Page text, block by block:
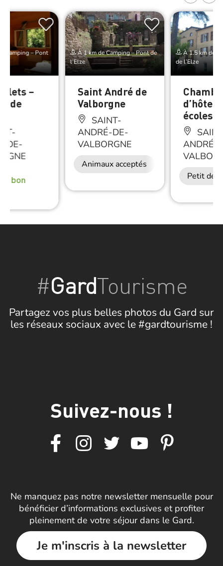
Camping – Pont
–
de
DE-
bon
À 1 km de Camping – Pont de
l’Elze
Saint André de
Valborgne
SAINT-
ANDRÉ-DE-
VALBORGNE
Animaux acceptés
À 1.5 km de
de l’Elze
d’hôtes
écoles
ANDRÉ-
Petit
#GardTourisme
Partagez vos plus belles photos du Gard sur
les réseaux sociaux avec le #gardtourisme !
Suivez-nous !
Ne manquez pas notre newsletter mensuelle pour
bénéficier d’informations exclusives et profiter
pleinement de votre séjour dans le Gard.
Je m'inscris à la newsletter